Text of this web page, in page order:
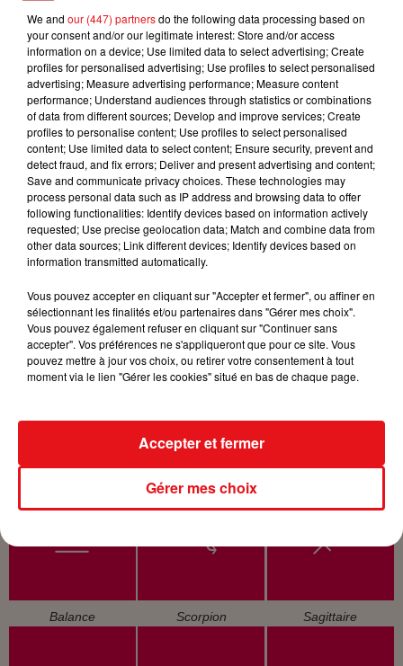
P!NK
F__kin' Perfect
BEBE REXHA
New Religion
SANTA
Recommence-Moi
L'HOROSCOPE
Bélier Taureau Gémeaux
Balance Scorpion Sagittaire
We and our (447) partnersdo the following data processing based on
your consent and/or our legitimate interest: Store and/or access
information on a device; Use limited data to select advertising; Create
profiles for personalised advertising; Use profiles to select personalised
advertising; Measure advertising performance; Measure content
performance; Understand audiences through statistics or combinations
of data from different sources; Develop and improve services; Create
profiles to personalise content; Use profiles to select personalised
content; Use limited data to select content; Ensure security, prevent and
detect fraud, and fix errors; Deliver and present advertising and content;
Save and communicate privacy choices. These technologies may
process personal data such as IP address and browsing data to offer
following functionalities: Identify devices based on information actively
requested; Use precise geolocation data; Match and combine data from
other data sources; Link different devices; Identify devices based on
information transmitted automatically.
Vous pouvez accepter en cliquant sur "Accepter et fermer", ou affiner en
sélectionnant les finalités et/ou partenaires dans "Gérer mes choix".
Vous pouvez également refuser en cliquant sur "Continuer sans
accepter". Vos préférences ne s'appliqueront que pour ce site. Vous
pouvez mettre à jour vos choix, ou retirer votre consentement à tout
moment via le lien "Gérer les cookies" situé en bas de chaque page.
Gérer mes choix
Accepter et fermer